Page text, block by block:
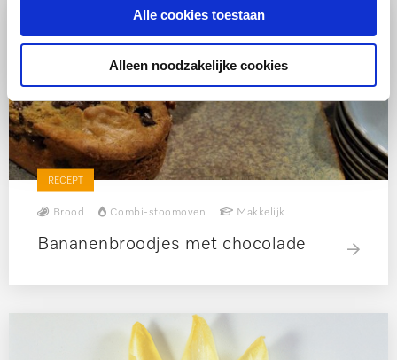
Alle cookies toestaan
Alleen noodzakelijke cookies
RECEPT
Brood Combi-stoomoven Makkelijk
Bananenbroodjes met chocolade